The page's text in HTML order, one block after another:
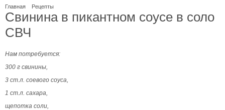
Главная Рецепты
Свинина в пикантном соусе в соло
СВЧ
Нам потребуется:
300 г свинины,
3 ст.л. соевого соуса,
1 ст.л. сахара,
щепотка соли,